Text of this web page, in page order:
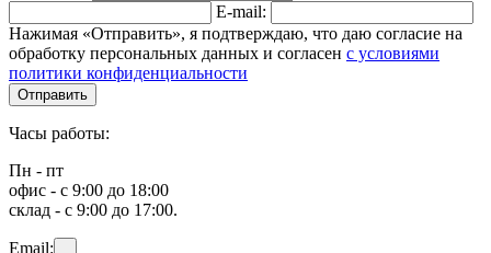
E-mail:
Нажимая «Отправить», я подтверждаю, что даю согласие на
обработку персональных данных и согласен с условиями
политики конфиденциальности
Отправить
Часы работы:
Пн - пт
офис - с 9:00 до 18:00
склад - с 9:00 до 17:00.
Email: